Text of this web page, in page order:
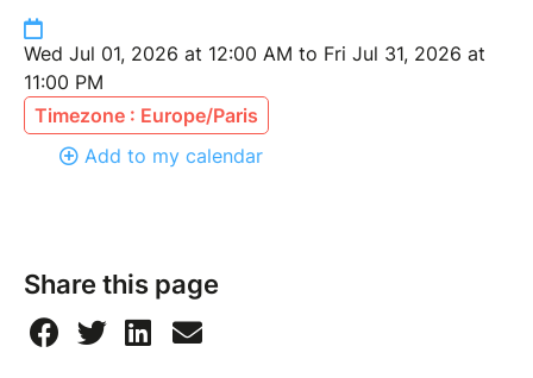
Wed Jul 01, 2026 at 12:00 AM to Fri Jul 31, 2026 at
11:00 PM
Timezone : Europe/Paris
Add to my calendar
Share this page